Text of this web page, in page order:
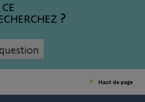
Haut de page